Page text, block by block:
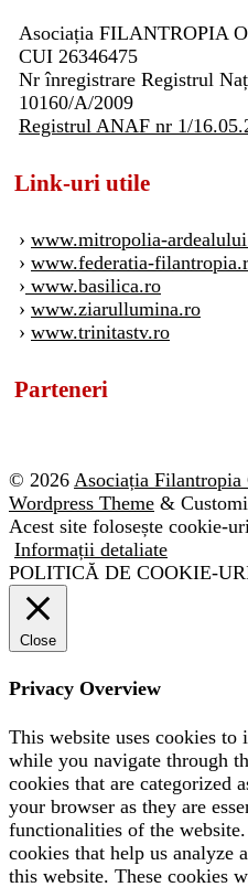
Asociația FILANTROPIA
CUI 26346475
Nr înregistrare Registrul
10160/A/2009
Registrul ANAF nr 1/
Link-uri utile
› www.mitropolia-
› www.federatia-
› www.basilica.ro
› www.ziarullumina.ro
› www.trinitastv.ro
Parteneri
© 2026 Asociația Filantropia
Wordpress Theme &
Acest site folosește cookie-uri
Informații detaliate
POLITICĂ DE COOKIE-
Close
Privacy Overview
This website uses cookies to
while you navigate through
cookies that are categorized
your browser as they are
functionalities of the
cookies that help us analyze
this website. These cookies